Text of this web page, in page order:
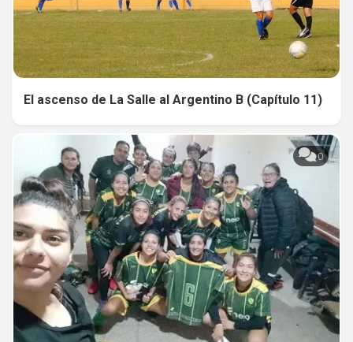
El ascenso de La Salle al Argentino B (Capítulo 11)
0